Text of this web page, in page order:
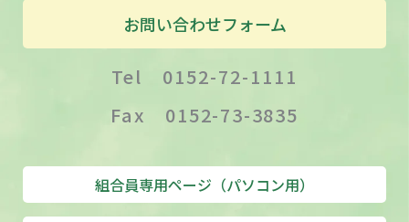
お問い合わせフォーム
Tel 0152-72-1111
Fax 0152-73-3835
組合員専用ページ（パソコン用）